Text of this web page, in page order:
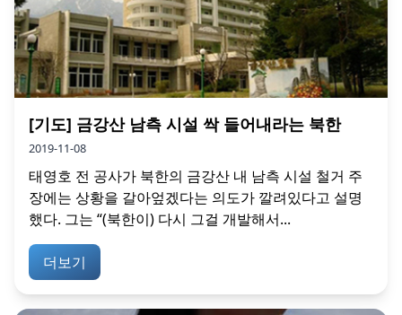
[기도] 금강산 남측 시설 싹 들어내라는 북한
2019-11-08
태영호 전 공사가 북한의 금강산 내 남측 시설 철거 주
장에는 상황을 갈아엎겠다는 의도가 깔려있다고 설명
했다. 그는 “(북한이) 다시 그걸 개발해서...
더보기